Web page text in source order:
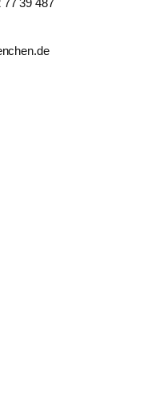
77 39 487